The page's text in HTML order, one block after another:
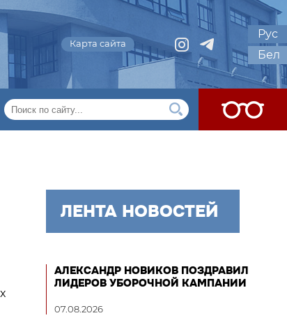
Карта сайта
Рус
Бел
ЛЕНТА НОВОСТЕЙ
АЛЕКСАНДР НОВИКОВ ПОЗДРАВИЛ
ЛИДЕРОВ УБОРОЧНОЙ КАМПАНИИ
07.08.2026